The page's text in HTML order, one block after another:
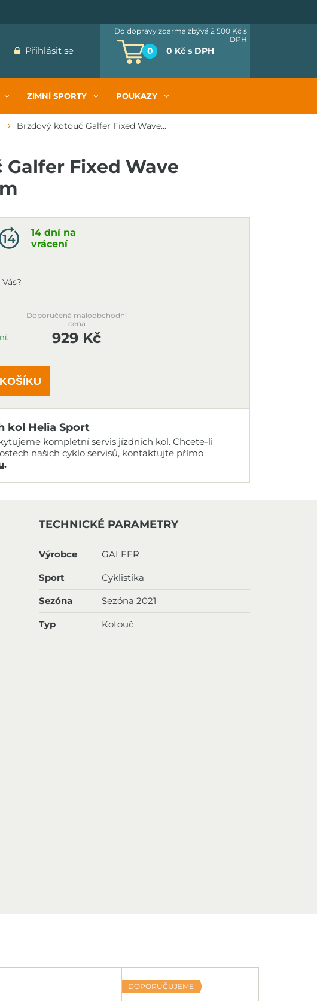
Přihlásit se 0 0 Kč s DPH
Do dopravy zdarma zbývá 2 500 Kč s
DPH
ZIMNÍ SPORTY POUKAZY
Brzdový kotouč Galfer Fixed Wave...
Fixed Wave
14 dní na
vrácení
Doporučená maloobchodní
cena
929 Kč
kol Helia Sport
kompletní servis jízdních kol. Chcete-li
našich cyklo servisů, kontaktujte přímo
.
TECHNICKÉ PARAMETRY
Výrobce GALFER
Sport Cyklistika
Sezóna Sezóna 2021
Typ Kotouč
DOPORUČUJEME